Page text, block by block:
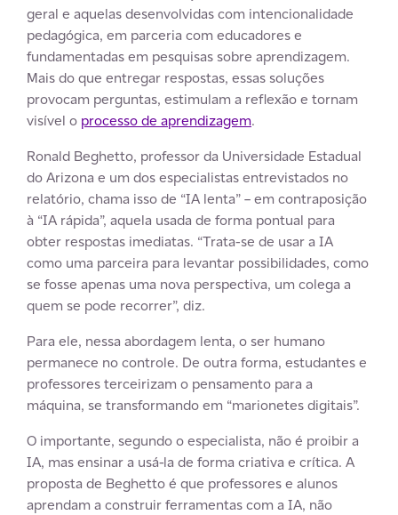
geral e aquelas desenvolvidas com intencionalidade
pedagógica, em parceria com educadores e
fundamentadas em pesquisas sobre aprendizagem.
Mais do que entregar respostas, essas soluções
provocam perguntas, estimulam a reflexão e tornam
visível o processo de aprendizagem.
Ronald Beghetto, professor da Universidade Estadual
do Arizona e um dos especialistas entrevistados no
relatório, chama isso de “IA lenta” – em contraposição
à “IA rápida”, aquela usada de forma pontual para
obter respostas imediatas. “Trata-se de usar a IA
como uma parceira para levantar possibilidades, como
se fosse apenas uma nova perspectiva, um colega a
quem se pode recorrer”, diz.
Para ele, nessa abordagem lenta, o ser humano
permanece no controle. De outra forma, estudantes e
professores terceirizam o pensamento para a
máquina, se transformando em “marionetes digitais”.
O importante, segundo o especialista, não é proibir a
IA, mas ensinar a usá-la de forma criativa e crítica. A
proposta de Beghetto é que professores e alunos
aprendam a construir ferramentas com a IA, não